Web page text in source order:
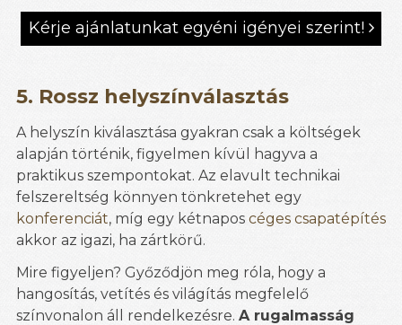
Kérje ajánlatunkat egyéni igényei szerint! 
5. Rossz helyszínválasztás
A helyszín kiválasztása gyakran csak a költségek
alapján történik, figyelmen kívül hagyva a
praktikus szempontokat. Az elavult technikai
felszereltség könnyen tönkretehet egy
konferenciát, míg egy kétnapos céges csapatépítés
akkor az igazi, ha zártkörű.
Mire figyeljen? Győződjön meg róla, hogy a
hangosítás, vetítés és világítás megfelelő
színvonalon áll rendelkezésre. A rugalmasság